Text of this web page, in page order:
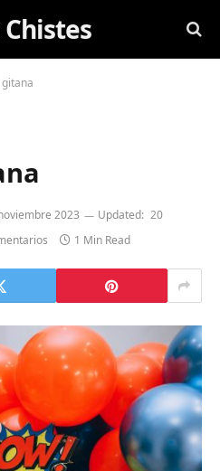
Chistes
2023 Updated: 20
1 Min Read